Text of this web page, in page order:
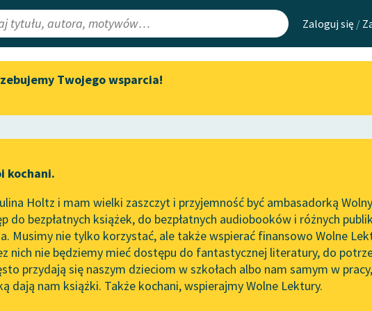
Zaloguj się /
Lektury
redakcyjne
Aktualności
„Prokurator Alicja Horn” do
literatury skandynawskiej
Spotkanie z Katarzyną Tunkiel
w Oslo
102. lata temu zmarł Joseph
Conrad
Mapa Wolnych Lektur
Leśmianator
API
OAI-PMH
Widget Wolnych Lektur
Twojego wsparcia!
kochani.
Holtz i mam wielki zaszczyt i przyjemność być ambasadorką
do bezpłatnych książek, do bezpłatnych audiobooków i różnych
Musimy nie tylko korzystać, ale także wspierać finansowo Wolne
nich nie będziemy mieć dostępu do fantastycznej literatury, do
przydają się naszym dzieciom w szkołach albo nam samym w
dają nam książki. Także kochani, wspierajmy Wolne Lektury.
Heidi